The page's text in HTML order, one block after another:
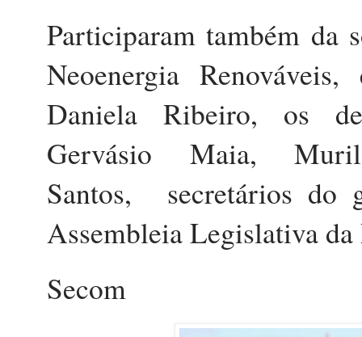
Participaram também da
Neoenergia
Daniela Ribeiro, os
Gervásio Maia,
Santos, secretários do
Assembleia Legislativa
Secom